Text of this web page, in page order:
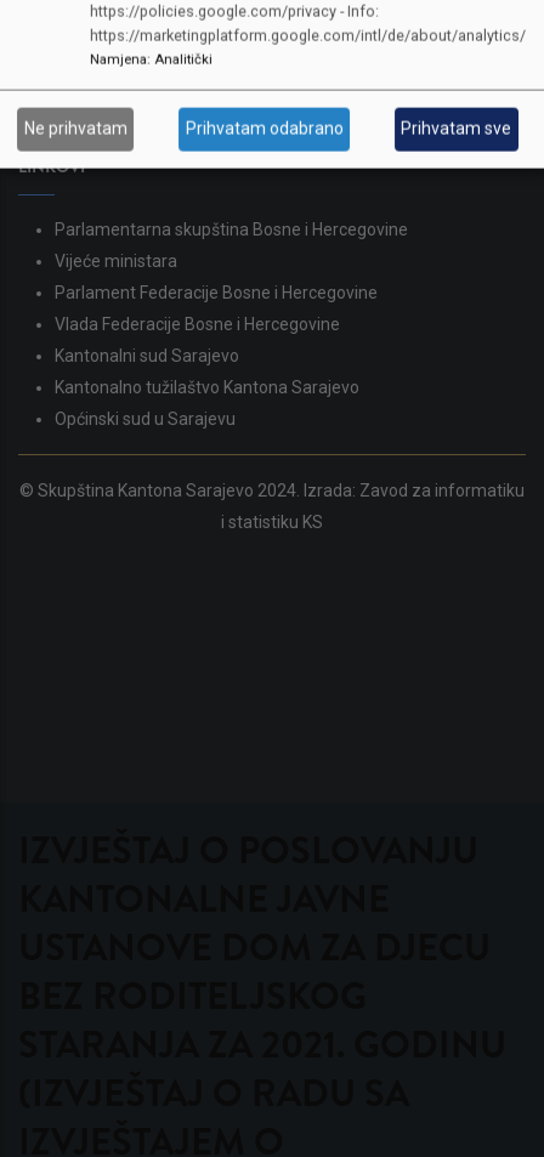
SKUPŠTINA
Adresa: Sarajevo, Reisa Džemaludina Čauševića 1
387 33 562-210
skupstina@skupstina.ks.gov.ba
LINKOVI
Parlamentarna skupština Bosne i Hercegovine
Vijeće ministara
Parlament Federacije Bosne i Hercegovine
Vlada Federacije Bosne i Hercegovine
Kantonalni sud Sarajevo
Kantonalno tužilaštvo Kantona Sarajevo
Općinski sud u Sarajevu
© Skupština Kantona Sarajevo 2024. Izrada: Zavod za informatiku
i statistiku KS
https://policies.google.com/privacy - Info:
https://marketingplatform.google.com/intl/de/about/analytics/
Namjena: Analitički
Ne prihvatam Prihvatam odabrano Prihvatam sve